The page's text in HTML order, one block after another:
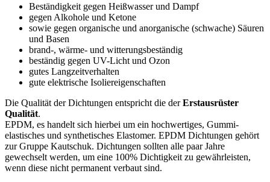
Beständigkeit gegen Heißwasser und Dampf
gegen Alkohole und Ketone
sowie gegen organische und anorganische (schwache) Säuren
und Basen
brand-, wärme- und witterungsbeständig
beständig gegen UV-Licht und Ozon
gutes Langzeitverhalten
gute elektrische Isoliereigenschaften
Die Qualität der Dichtungen entspricht die derErstausrüster
Qualität.
EPDM, es handelt sich hierbei um ein hochwertiges, Gummi-
elastisches und synthetisches Elastomer. EPDM Dichtungen gehört
zur Gruppe Kautschuk. Dichtungen sollten alle paar Jahre
gewechselt werden, um eine 100% Dichtigkeit zu gewährleisten,
wenn diese nicht permanent verbaut sind.